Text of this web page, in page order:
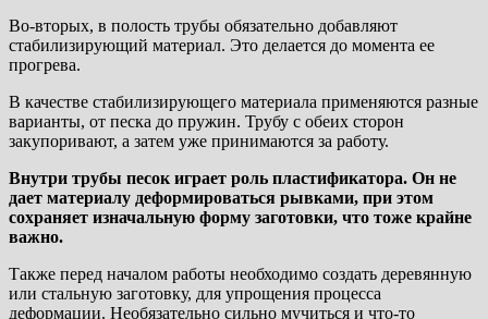
Во-вторых, в полость трубы обязательно добавляют
стабилизирующий материал. Это делается до момента ее
прогрева.
В качестве стабилизирующего материала применяются разные
варианты, от песка до пружин. Трубу с обеих сторон
закупоривают, а затем уже принимаются за работу.
Внутри трубы песок играет роль пластификатора. Он не
дает материалу деформироваться рывками, при этом
сохраняет изначальную форму заготовки, что тоже крайне
важно.
Также перед началом работы необходимо создать деревянную
или стальную заготовку, для упрощения процесса
деформации. Необязательно сильно мучиться и что-то